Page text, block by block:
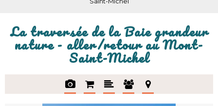
La traversée de la Baie grandeur
nature - aller/retour au Mont-
Saint-Michel